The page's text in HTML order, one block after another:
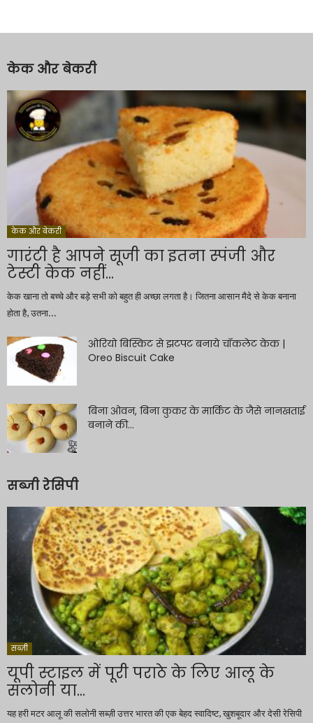
केक और बेकरी
केक और बेकरी
गारंटी है आपने सूजी का इतना स्पंजी और
टेस्टी केक नहीं...
केक खाना तो बच्चे और बड़े सभी को बहुत ही अच्छा लगता है। जितना आसान मैदे से केक बनाना
होता है, उतना...
ओरियो बिस्किट से झटपट बनाये चॉकलेट केक |
Oreo Biscuit Cake
बिना ओवन, बिना कुकर के मार्किट के जैसे नानखताई
बनाने की...
सब्जी रेसिपी
सब्ज़ी
यूपी स्टाइल में पूरी पराठे के लिए आलू के
सलोनी या...
यह हरी मटर आलू की सलोनी सब्ज़ी उत्तर भारत की एक बेहद स्वादिष्ट, खुशबूदार और देसी रेसिपी